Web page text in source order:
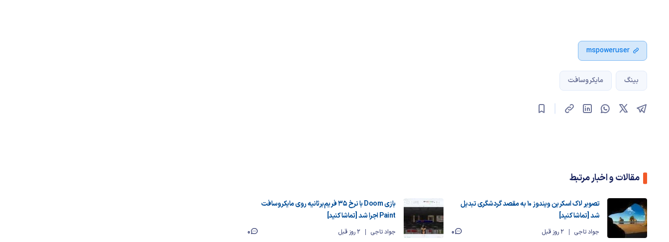
mspoweruser
بینگ مایکروسافت
مقالات و اخبار مرتبط
تصویر لاک اسکرین ویندوز ۱۰ به مقصد گردشگری تبدیل
شد [تماشا کنید]
جواد تاجی 2 روز قبل 0
بازی Doom با نرخ ۳۵ فریم‌برثانیه روی مایکروسافت
Paint اجرا شد [تماشا کنید]
جواد تاجی 2 روز قبل
0